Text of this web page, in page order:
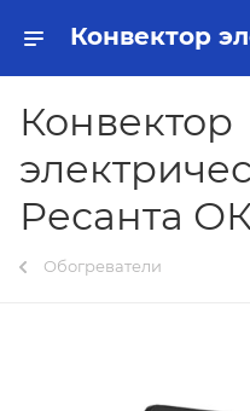
Конвектор
Ресанта
Обогреватели